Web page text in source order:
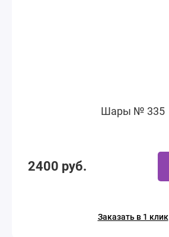
Шары № 335
2400 руб.
Заказать в 1 клик